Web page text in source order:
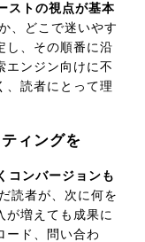
ストの視点が基本
、どこで迷いやす
し、その順番に沿
エンジン向けに不
、読者にとって理
ィングを
コンバージョンも
読者が、次に何を
が増えても成果に
ード、問い合わ